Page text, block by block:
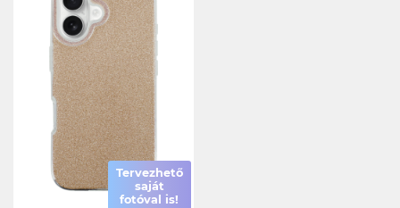
Tervezhető
saját
fotóval is!